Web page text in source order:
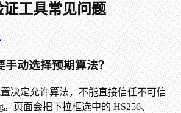
工具常见问题
手动选择预期算法？
决定允许算法，不能直接信任不可信
。页面会把下拉框选中的 HS256、